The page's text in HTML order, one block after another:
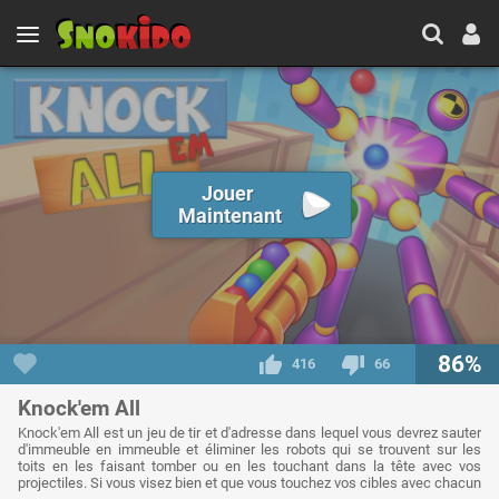
Jouer
Maintenant
416 66 86%
Knock'em All
Knock'em All est un jeu de tir et d'adresse dans lequel vous devrez sauter
d'immeuble en immeuble et éliminer les robots qui se trouvent sur les
toits en les faisant tomber ou en les touchant dans la tête avec vos
projectiles. Si vous visez bien et que vous touchez vos cibles avec chacun